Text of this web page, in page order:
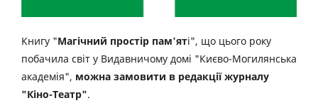
Книгу "Магічний простір пам'яті", що цього року
побачила світ у Видавничому домі "Києво-Могилянська
академія", можна замовити в редакції журналу
"Кіно-Театр".